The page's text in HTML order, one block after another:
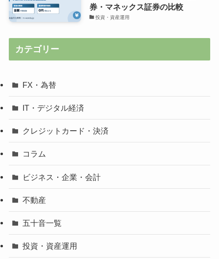
券・マネックス証券の比較
投資・資産運用
カテゴリー
FX・為替
IT・デジタル経済
クレジットカード・決済
コラム
ビジネス・企業・会計
不動産
五十音一覧
投資・資産運用